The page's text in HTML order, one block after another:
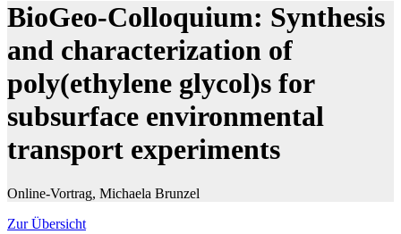
BioGeo-Colloquium: Synthesis
and characterization of
poly(ethylene glycol)s for
subsurface environmental
transport experiments
Online-Vortrag, Michaela Brunzel
Zur Übersicht